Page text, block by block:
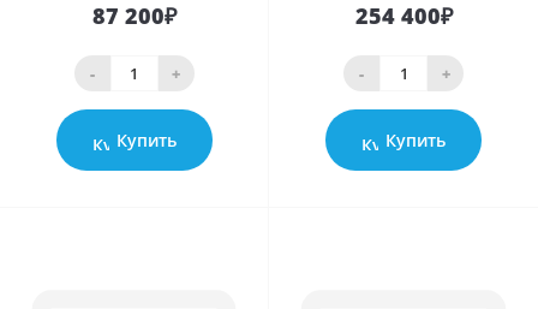
87 200₽
- +
Купить
254 400₽
- +
Купить